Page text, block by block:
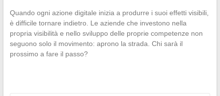
Quando ogni azione digitale inizia a produrre i suoi effetti visibili,
è difficile tornare indietro. Le aziende che investono nella
propria visibilità e nello sviluppo delle proprie competenze non
seguono solo il movimento: aprono la strada. Chi sarà il
prossimo a fare il passo?